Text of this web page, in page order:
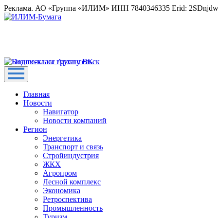
Реклама. АО «Группа «ИЛИМ» ИНН 7840346335 Erid:
Главная
Новости
Навигатор
Новости компаний
Регион
Энергетика
Транспорт и связь
Стройиндустрия
ЖКХ
Агропром
Лесной комплекс
Экономика
Ретроспектива
Промышленность